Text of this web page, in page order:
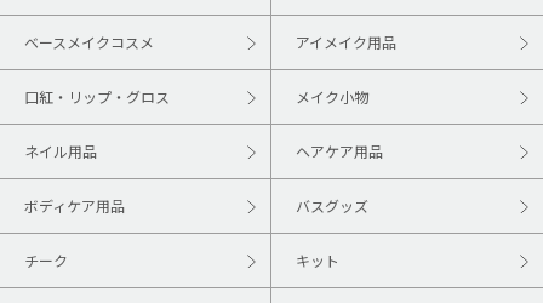
ベースメイクコスメ アイメイク用品
口紅・リップ・グロス メイク小物
ネイル用品 ヘアケア用品
ボディケア用品 バスグッズ
チーク キット